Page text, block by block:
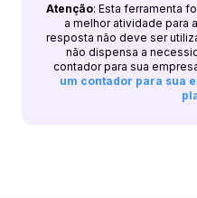
Atenção: Esta ferramenta
a melhor atividade para
resposta não deve ser
não dispensa a
contador para sua
um contador para sua